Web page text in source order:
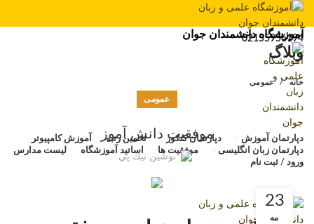
02155956194
آموزشگاه دانشمندان جوان
دپارتمان آموزش دپارتمان کنکور تخمین رتبه
آموزش کامپیوتر
دپارتمان زبان انگلیسی
موفقیت ها اساتید آموزشگاه
لیست مدارس
ورود / ثبت نام
وبلاگ
خانه عمومی
عمومی
موفقیت دانش آموز
نوشين نيك پي
23
مه